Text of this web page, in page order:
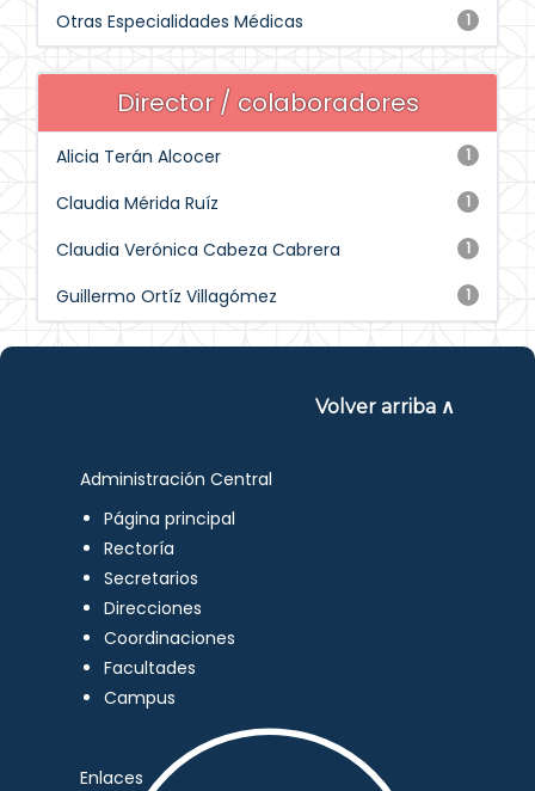
1
Otras Especialidades Médicas
Director / colaboradores
1
Alicia Terán Alcocer
1
Claudia Mérida Ruíz
1
Claudia Verónica Cabeza Cabrera
1
Guillermo Ortíz Villagómez
Volver arriba ∧
Administración Central
Página principal
Rectoría
Secretarios
Direcciones
Coordinaciones
Facultades
Campus
Enlaces